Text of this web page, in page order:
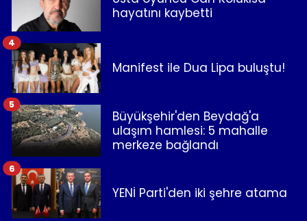
hayatını kaybetti
Manifest ile Dua Lipa buluştu!
4
Büyükşehir'den Beydağ'a
ulaşım hamlesi: 5 mahalle
merkeze bağlandı
5
YENİ Parti'den iki şehre atama
6